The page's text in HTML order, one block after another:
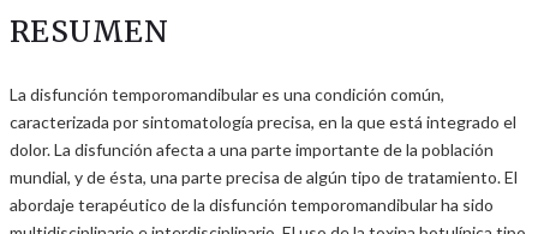
RESUMEN
La disfunción temporomandibular es una condición común,
caracterizada por sintomatología precisa, en la que está integrado el
dolor. La disfunción afecta a una parte importante de la población
mundial, y de ésta, una parte precisa de algún tipo de tratamiento. El
abordaje terapéutico de la disfunción temporomandibular ha sido